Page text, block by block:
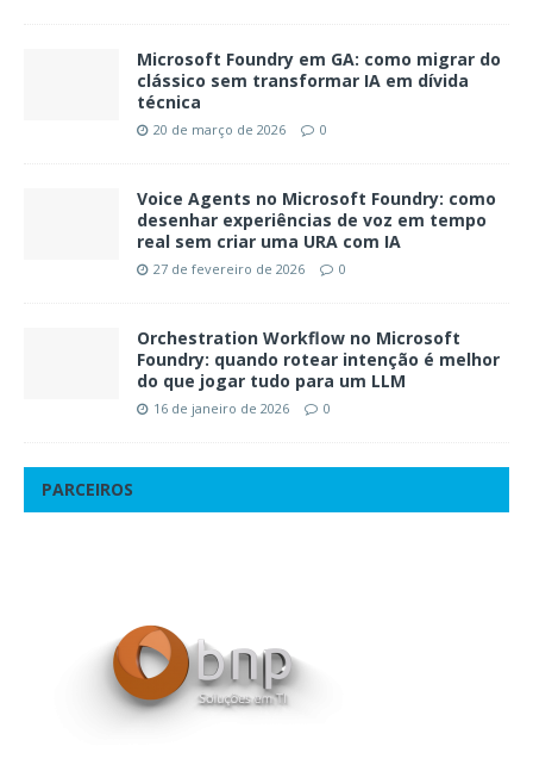
Microsoft Foundry em GA: como migrar do
clássico sem transformar IA em dívida
técnica
20 de março de 2026 0
Voice Agents no Microsoft Foundry: como
desenhar experiências de voz em tempo
real sem criar uma URA com IA
27 de fevereiro de 2026 0
Orchestration Workflow no Microsoft
Foundry: quando rotear intenção é melhor
do que jogar tudo para um LLM
16 de janeiro de 2026 0
PARCEIROS